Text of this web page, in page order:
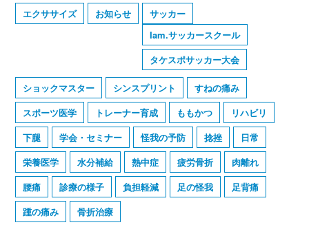
エクササイズ
お知らせ
サッカー
Iam.サッカースクール
タケスポサッカー大会
ショックマスター シンスプリント
すねの痛み
スポーツ医学
トレーナー育成 ももかつ
リハビリ
下腿
学会・セミナー 怪我の予防 捻挫
日常
栄養医学
水分補給 熱中症 疲労骨折
肉離れ
腰痛
診療の様子 負担軽減 足の怪我
足背痛
踵の痛み
骨折治療